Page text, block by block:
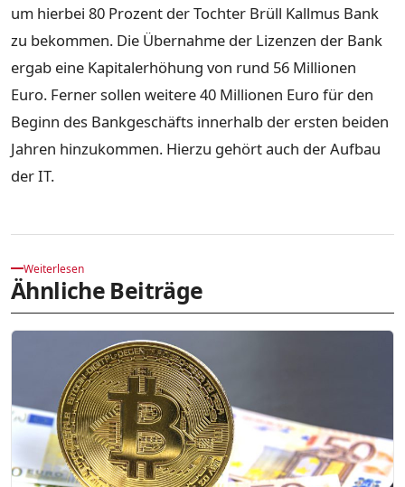
um hierbei 80 Prozent der Tochter Brüll Kallmus Bank
zu bekommen. Die Übernahme der Lizenzen der Bank
ergab eine Kapitalerhöhung von rund 56 Millionen
Euro. Ferner sollen weitere 40 Millionen Euro für den
Beginn des Bankgeschäfts innerhalb der ersten beiden
Jahren hinzukommen. Hierzu gehört auch der Aufbau
der IT.
Weiterlesen
Ähnliche Beiträge